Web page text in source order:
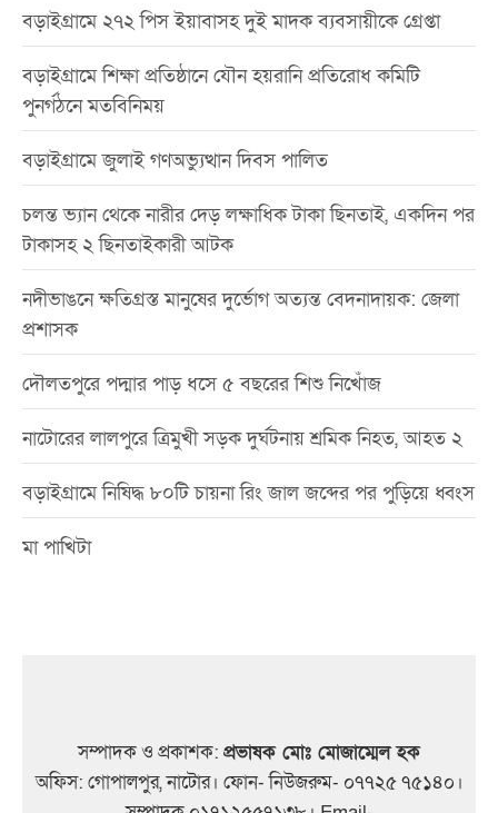
বড়াইগ্রামে ২৭২ পিস ইয়াবাসহ দুই মাদক ব্যবসায়ীকে গ্রেপ্তা
বড়াইগ্রামে শিক্ষা প্রতিষ্ঠানে যৌন হয়রানি প্রতিরোধ কমিটি
পুনর্গঠনে মতবিনিময়
বড়াইগ্রামে জুলাই গণঅভ্যুত্থান দিবস পালিত
চলন্ত ভ্যান থেকে নারীর দেড় লক্ষাধিক টাকা ছিনতাই, একদিন পর
টাকাসহ ২ ছিনতাইকারী আটক
নদীভাঙনে ক্ষতিগ্রস্ত মানুষের দুর্ভোগ অত্যন্ত বেদনাদায়ক: জেলা
প্রশাসক
দৌলতপুরে পদ্মার পাড় ধসে ৫ বছরের শিশু নিখোঁজ
নাটোরের লালপুরে ত্রিমুখী সড়ক দুর্ঘটনায় শ্রমিক নিহত, আহত ২
বড়াইগ্রামে নিষিদ্ধ ৮০টি চায়না রিং জাল জব্দের পর পুড়িয়ে ধ্বংস
মা পাখিটা
সম্পাদক ও প্রকাশক: প্রভাষক মোঃ মোজাম্মেল হক
অফিস: গোপালপুর, নাটোর। ফোন- নিউজরুম- ০৭৭২৫ ৭৫১৪০।